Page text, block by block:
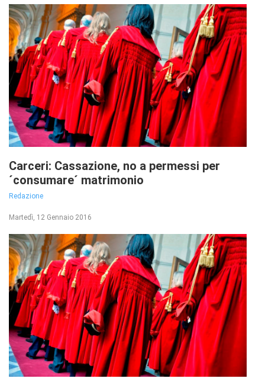
Carceri: Cassazione, no a permessi per
´consumare´ matrimonio
Redazione
Martedì, 12 Gennaio 2016